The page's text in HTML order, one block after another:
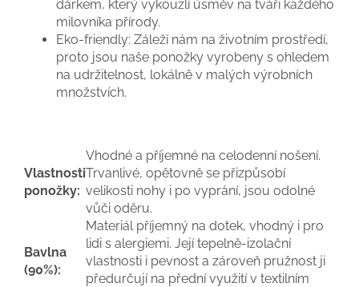
dárkem, který vykouzlí úsměv na tváři každého
milovníka přírody.
Eko-friendly: Záleží nám na životním prostředí,
proto jsou naše ponožky vyrobeny s ohledem
na udržitelnost, lokálně v malých výrobních
množstvích.
Vlastnosti
ponožky:
Vhodné a příjemné na celodenní nošení.
Trvanlivé, opětovně se přizpůsobí
velikosti nohy i po vyprání, jsou odolné
vůči oděru.
Bavlna
(90%):
Materiál příjemný na dotek, vhodný i pro
lidi s alergiemi. Její tepelně-izolační
vlastnosti i pevnost a zároveň pružnost ji
předurčují na přední využití v textilním